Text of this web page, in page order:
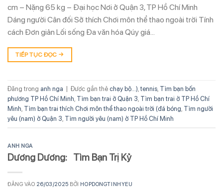
cm – Nặng 65 kg – Đại học Nơi ở Quận 3, TP Hồ Chí Minh
Dáng người Cân đối Sở thích Chơi môn thể thao ngoài trời Tính
cách Đơn giản Lối sống Đa văn hóa Qúy giá…
TIẾP TỤC ĐỌC →
Đăng trong anh nga | Được gắn thẻ chạy bộ...) tennis Tìm bạn bốn
phương TP Hồ Chí Minh Tìm bạn trai ở Quận 3 Tìm bạn trai ở TP Hồ Chí
Minh Tìm bạn trai thích Chơi môn thể thao ngoài trời (đá bóng Tìm người
yêu (nam) ở Quận 3 Tìm người yêu (nam) ở TP Hồ Chí Minh
ANH NGA
Dương Dương: Tìm Bạn Trị Kỷ
ĐĂNG VÀO 26/03/2025 BỞI HOPDONGTINHYEU